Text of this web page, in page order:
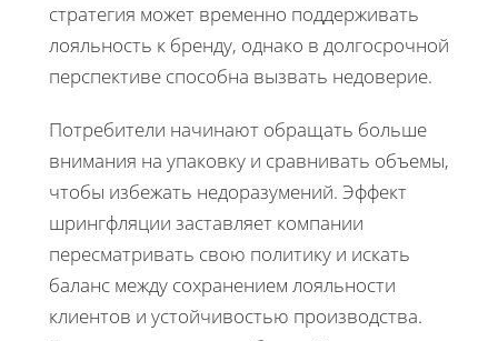
стратегия может временно поддерживать
лояльность к бренду, однако в долгосрочной
перспективе способна вызвать недоверие.
Потребители начинают обращать больше
внимания на упаковку и сравнивать объемы,
чтобы избежать недоразумений. Эффект
шрингфляции заставляет компании
пересматривать свою политику и искать
баланс между сохранением лояльности
клиентов и устойчивостью производства.